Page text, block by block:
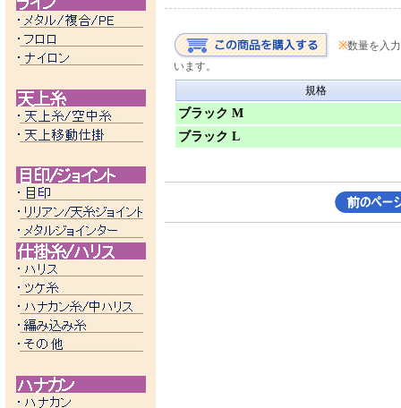
※数量を入
います。
規格
ブラック M
ブラック L